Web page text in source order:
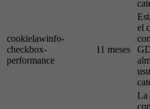
cookielawinfo-
checkbox-
performance
11 meses
el
La